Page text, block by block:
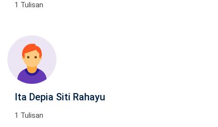
1 Tulisan
Ita Depia Siti Rahayu
1 Tulisan